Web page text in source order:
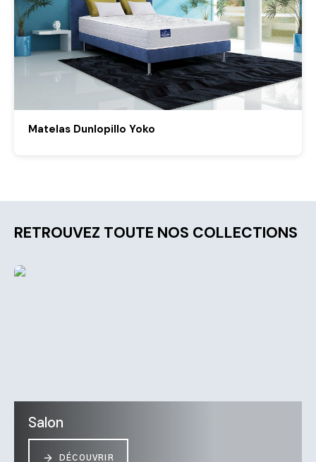
Matelas Dunlopillo Yoko
RETROUVEZ TOUTE NOS COLLECTIONS
Salon
DÉCOUVRIR